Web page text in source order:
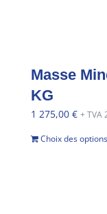
Masse
KG
1 275,00 € + TVA
Choix des options